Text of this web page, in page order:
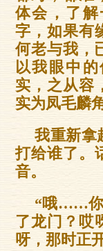
体会，了
字，如果有
何老与我，
以我眼中
实，之从容
实为凤毛麟
我重新拿
打给谁了。
音。
“哦……你
了龙门？哎
呀，那时正